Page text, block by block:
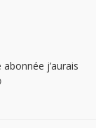
j’aurais